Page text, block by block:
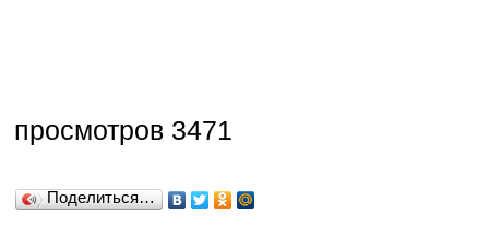
просмотров 3471
Поделиться…